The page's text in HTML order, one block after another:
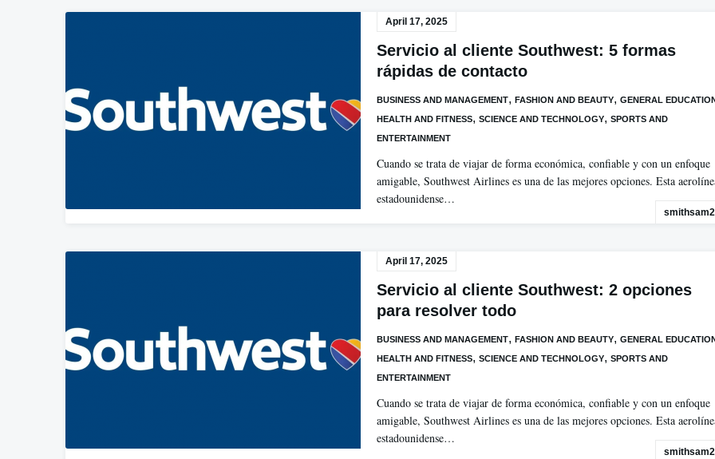
April 17, 2025
Servicio al cliente Southwest: 5 formas
rápidas de contacto
BUSINESS AND MANAGEMENT, FASHION AND BEAUTY, GENERAL
HEALTH AND FITNESS, SCIENCE AND TECHNOLOGY, SPORTS AND
ENTERTAINMENT
Cuando se trata de viajar de forma económica, confiable y con un enfoque
amigable, Southwest Airlines es una de las mejores opciones. Esta
estadounidense…
April 17, 2025
Servicio al cliente Southwest: 2 opciones
para resolver todo
BUSINESS AND MANAGEMENT, FASHION AND BEAUTY, GENERAL
HEALTH AND FITNESS, SCIENCE AND TECHNOLOGY, SPORTS AND
ENTERTAINMENT
Cuando se trata de viajar de forma económica, confiable y con un enfoque
amigable, Southwest Airlines es una de las mejores opciones. Esta
estadounidense…